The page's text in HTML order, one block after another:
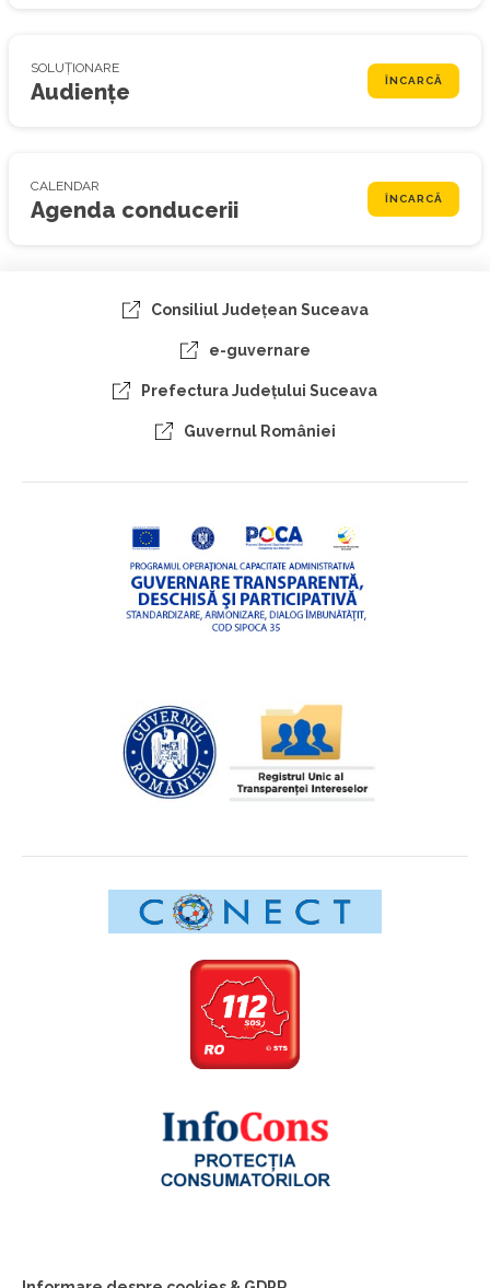
SOLUȚIONARE
Audiențe ÎNCARCĂ
CALENDAR
Agenda conducerii ÎNCARCĂ
Consiliul Judeţean Suceava
e-guvernare
Prefectura Judeţului Suceava
Guvernul României